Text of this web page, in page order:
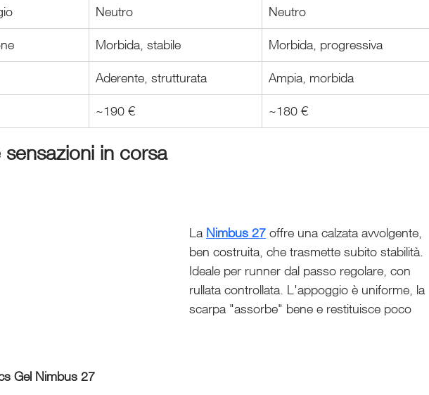
Neutro Neutro
Morbida, stabile Morbida, progressiva
Aderente, strutturata Ampia, morbida
~190 € ~180 €
in corsa
Gel Nimbus 27
La Nimbus 27 offre una calzata avvolgente,
ben costruita, che trasmette subito stabilità.
Ideale per runner dal passo regolare, con
rullata controllata. L'appoggio è uniforme, la
scarpa "assorbe" bene e restituisce poco